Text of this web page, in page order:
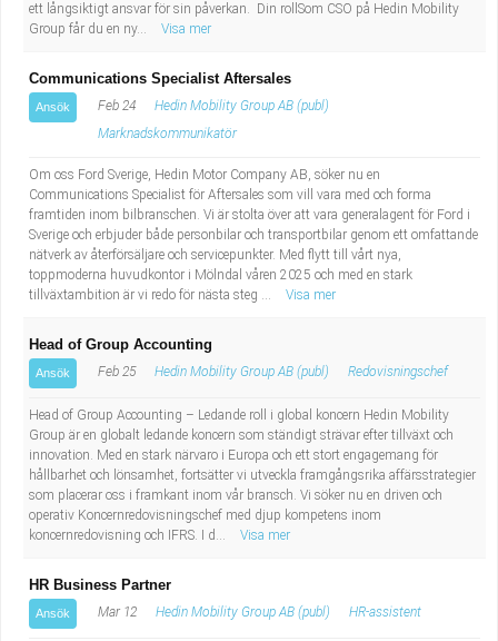
ett långsiktigt ansvar för sin påverkan. Din rollSom CSO på Hedin Mobility
Group får du en ny...
Visa mer
Communications Specialist Aftersales
Ansök Feb 24
Hedin Mobility Group AB (publ)
Marknadskommunikatör
Om oss Ford Sverige, Hedin Motor Company AB, söker nu en
Communications Specialist för Aftersales som vill vara med och forma
framtiden inom bilbranschen. Vi är stolta över att vara generalagent för Ford i
Sverige och erbjuder både personbilar och transportbilar genom ett omfattande
nätverk av återförsäljare och servicepunkter. Med flytt till vårt nya,
toppmoderna huvudkontor i Mölndal våren 2025 och med en stark
tillväxtambition är vi redo för nästa steg ...
Visa mer
Head of Group Accounting
Ansök Feb 25 Hedin Mobility Group AB (publ) Redovisningschef
Head of Group Accounting – Ledande roll i global koncern Hedin Mobility
Group är en globalt ledande koncern som ständigt strävar efter tillväxt och
innovation. Med en stark närvaro i Europa och ett stort engagemang för
hållbarhet och lönsamhet, fortsätter vi utveckla framgångsrika affärsstrategier
som placerar oss i framkant inom vår bransch. Vi söker nu en driven och
operativ Koncernredovisningschef med djup kompetens inom
koncernredovisning och IFRS. I d...
Visa mer
HR Business Partner
Ansök Mar 12 Hedin Mobility Group AB (publ) HR-assistent